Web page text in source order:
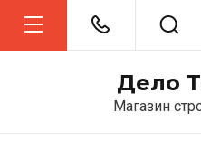
Дело
Магазин